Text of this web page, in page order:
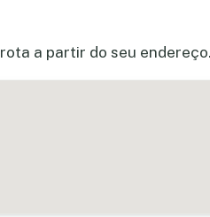
a partir do seu endereço.